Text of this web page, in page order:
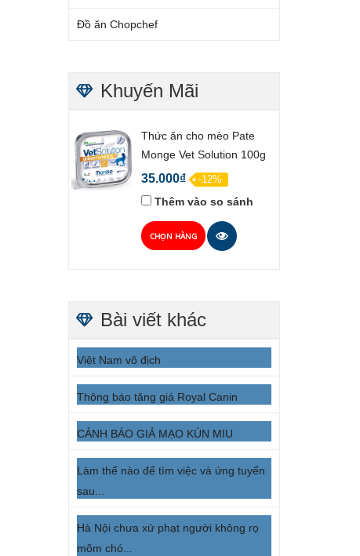
Đồ ăn Chopchef
Khuyến Mãi
Thức ăn cho mèo Pate
Monge Vet Solution 100g
35.000₫ -12%
Thêm vào so sánh
CHỌN HÀNG
Bài viết khác
Việt Nam vô địch
Thông báo tăng giá Royal Canin
CẢNH BÁO GIẢ MẠO KÚN MIU
Làm thế nào để tìm việc và ứng tuyển
sau...
Hà Nội chưa xử phạt người không rọ
mõm chó...